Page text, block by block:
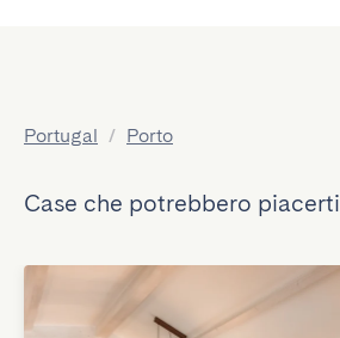
Portugal / Porto
Case che potrebbero piacerti